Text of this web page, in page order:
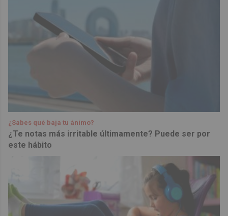
¿Sabes qué baja tu ánimo?
¿Te notas más irritable últimamente? Puede ser por
este hábito